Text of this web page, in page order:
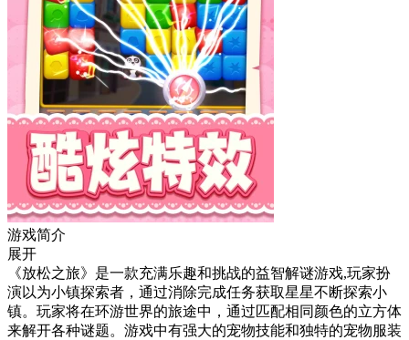
游戏简介
展开
《放松之旅》是一款充满乐趣和挑战的益智解谜游戏,玩家扮
演以为小镇探索者，通过消除完成任务获取星星不断探索小
镇。玩家将在环游世界的旅途中，通过匹配相同颜色的立方体
来解开各种谜题。游戏中有强大的宠物技能和独特的宠物服装